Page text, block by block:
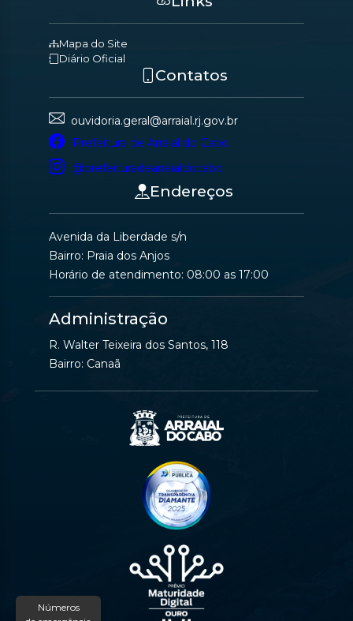
Números
Mapa do Site
Diário Oficial
Contatos
ouvidoria.geral@arraial.rj.gov.br
Prefeitura de Arraial do Cabo
@prefeituradearraialdocabo
Endereços
Avenida da Liberdade s/n
Bairro: Praia dos Anjos
Horário de atendimento: 08:00 as 17:00
Administração
R. Walter Teixeira dos Santos, 118
Bairro: Canaã